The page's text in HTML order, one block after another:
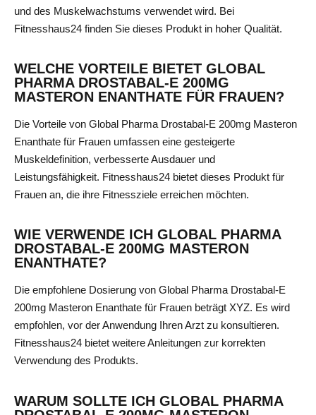
und des Muskelwachstums verwendet wird. Bei
Fitnesshaus24 finden Sie dieses Produkt in hoher Qualität.
WELCHE VORTEILE BIETET GLOBAL
PHARMA DROSTABAL-E 200MG
MASTERON ENANTHATE FÜR FRAUEN?
Die Vorteile von Global Pharma Drostabal-E 200mg Masteron
Enanthate für Frauen umfassen eine gesteigerte
Muskeldefinition, verbesserte Ausdauer und
Leistungsfähigkeit. Fitnesshaus24 bietet dieses Produkt für
Frauen an, die ihre Fitnessziele erreichen möchten.
WIE VERWENDE ICH GLOBAL PHARMA
DROSTABAL-E 200MG MASTERON
ENANTHATE?
Die empfohlene Dosierung von Global Pharma Drostabal-E
200mg Masteron Enanthate für Frauen beträgt XYZ. Es wird
empfohlen, vor der Anwendung Ihren Arzt zu konsultieren.
Fitnesshaus24 bietet weitere Anleitungen zur korrekten
Verwendung des Produkts.
WARUM SOLLTE ICH GLOBAL PHARMA